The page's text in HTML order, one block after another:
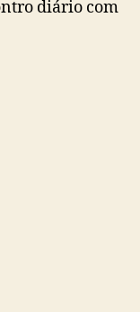
diário com